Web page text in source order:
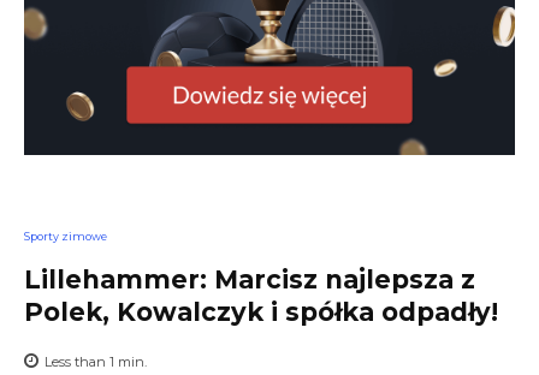
Sporty zimowe
Lillehammer: Marcisz najlepsza z
Polek, Kowalczyk i spółka odpadły!
Less than 1 min.